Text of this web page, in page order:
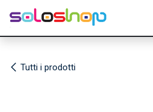
Passa al contenuto
Tutti i prodotti